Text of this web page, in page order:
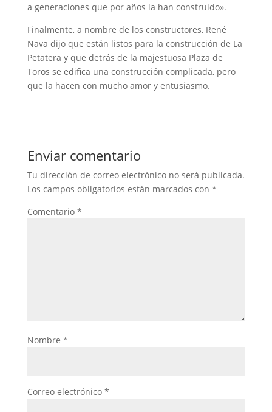
a generaciones que por años la han construido».
‎Finalmente, a nombre de los constructores, René
Nava dijo que están listos para la construcción de La
Petatera y que detrás de la majestuosa Plaza de
Toros se edifica una construcción complicada, pero
que la hacen con mucho amor y entusiasmo.
Enviar comentario
Tu dirección de correo electrónico no será publicada.
Los campos obligatorios están marcados con *
Comentario *
Nombre *
Correo electrónico *